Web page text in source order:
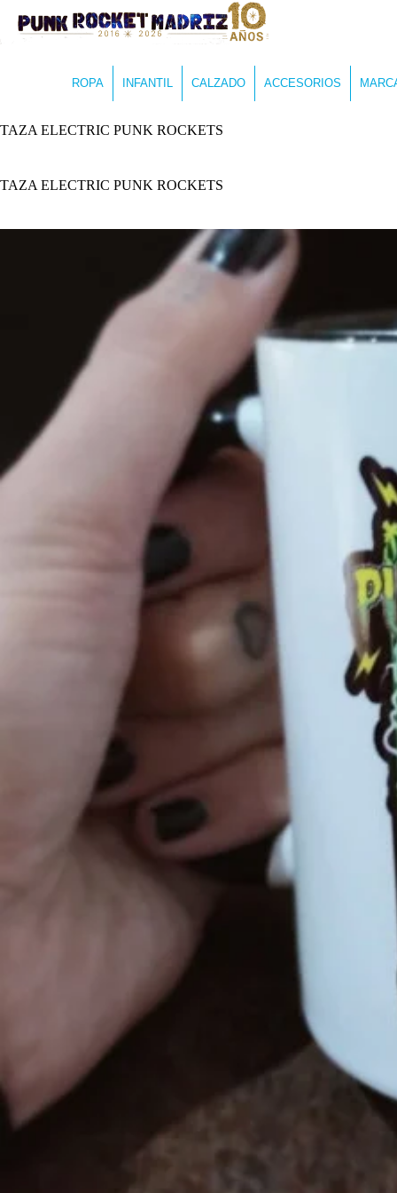
ROPA INFANTIL CALZADO ACCESORIOS
TAZA ELECTRIC PUNK ROCKETS
TAZA ELECTRIC PUNK ROCKETS